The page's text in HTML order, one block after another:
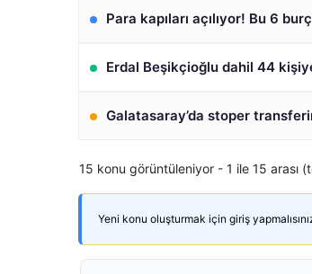
Para kapıları açılıyor! Bu 6
Erdal Beşikçioğlu dahil 44
Galatasaray’da stoper
15 konu görüntüleniyor - 1 ile 15 arası
Yeni konu oluşturmak için giriş